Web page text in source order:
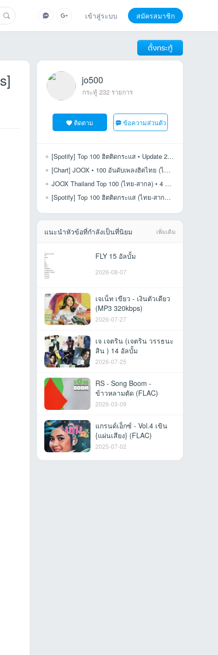
เข้าสู่ระบบ สมัครสมาชิก
jo500
กระทู้ 232 รายการ
ติดตาม ข้อความส่วนตัว
[Spotify] Top 100 ฮิตติดกระแส • Update 2025-07-11 [320 kbps]
[Chart] JOOX • 100 อันดับเพลงฮิตไทย (ไทย-สากล) • 9 เม.ย. 69 [320 kbps]
JOOX Thailand Top 100 (ไทย-สากล) • 4 ธ.ค. 68 [320 kbps]
[Spotify] Top 100 ฮิตติดกระแส (ไทย-สากล) • Update 2026-05-08 [320 kbps]
แนะนำหัวข้อที่กำลังเป็นที่นิยม เพิ่มเติม
FLY 15 อัลบั้ม
2026-08-07
เจเน็ท เขียว - เงินตัวเดียว
(MP3 320kbps)
2026-07-27
เจ เจตริน (เจตริน วรรธนะ
สิน ) 14 อัลบั้ม
2026-07-25
RS - Song Boom -
ข้าวหลามตัด (FLAC)
2026-03-09
แกรนด์เอ็กซ์ - Vol.4 เขิน
{แผ่นเสียง} (FLAC)
2025-07-02